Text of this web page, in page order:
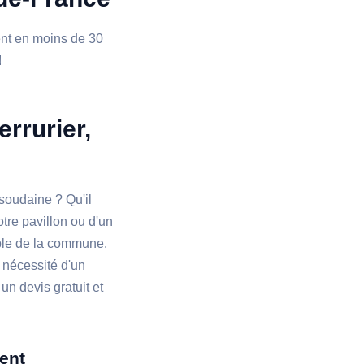
en moins de 30
? Qu'il
pavillon ou d'un
de la commune.
d'un
devis gratuit et